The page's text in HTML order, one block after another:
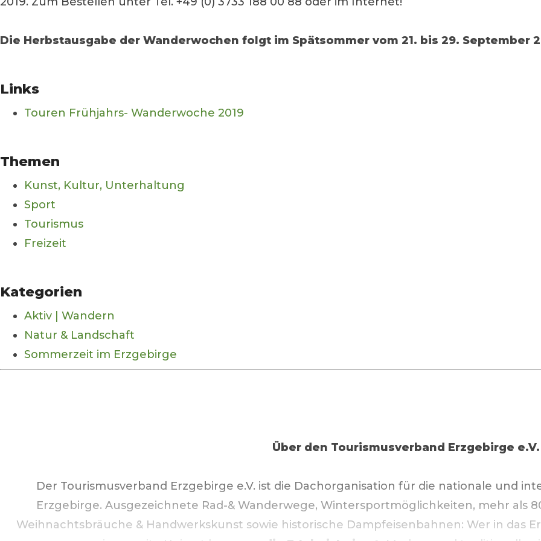
Die Herbstausgabe der Wanderwochen folgt im Spätsommer vom 21. bis 29. September
Links
Touren Frühjahrs- Wanderwoche 2019
Themen
Kunst, Kultur, Unterhaltung
Sport
Tourismus
Freizeit
Kategorien
Aktiv | Wandern
Natur & Landschaft
Sommerzeit im Erzgebirge
Über den Tourismusverband Erzgebirge e.V.
Der Tourismusverband Erzgebirge e.V. ist die Dachorganisation für die nationale und
Erzgebirge. Ausgezeichnete Rad-& Wanderwege, Wintersportmöglichkeiten, mehr als
Weihnachtsbräuche & Handwerkskunst sowie historische Dampfeisenbahnen: Wer in das